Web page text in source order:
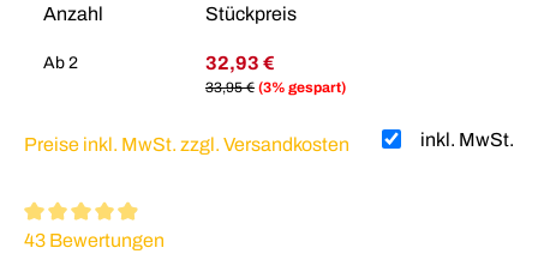
Anzahl Stückpreis
Ab 2 32,93 €
33,95 € (3% gespart)
inkl. MwSt.
Preise inkl. MwSt. zzgl. Versandkosten
Durchschnittliche Bewertung von 4.88 von 5 Sternen
43 Bewertungen